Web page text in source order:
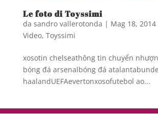
Le foto di Toyssimi
da sandro vallerotonda | Mag 18, 2014
Video, Toyssimi
xosotin chelseathông tin chuyển
bóng đá arsenalbóng đá
haalandUEFAevertonxosofutebol ao...